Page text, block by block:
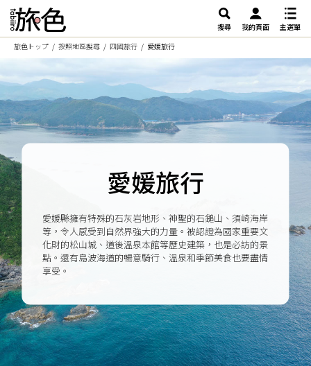
搜尋 我的頁面
主選單
旅色トップ
按照地區搜尋 四國旅行 愛媛旅行
愛媛旅行
愛媛縣擁有特殊的石灰岩地形、神聖的石鎚山、須崎海岸
等，令人感受到自然界強大的力量。被認證為國家重要文
化財的松山城、道後溫泉本館等歷史建築，也是必訪的景
點。還有島波海道的暢意騎行、溫泉和季節美食也要盡情
享受。